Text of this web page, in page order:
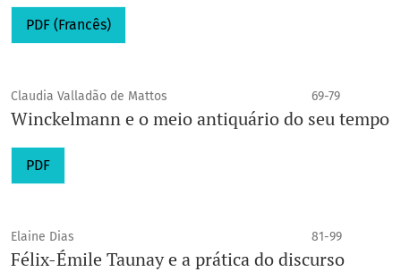
PDF (Francês)
Claudia Valladão de Mattos 69-79
Winckelmann e o meio antiquário do seu tempo
PDF
Elaine Dias 81-99
Félix-Émile Taunay e a prática do discurso